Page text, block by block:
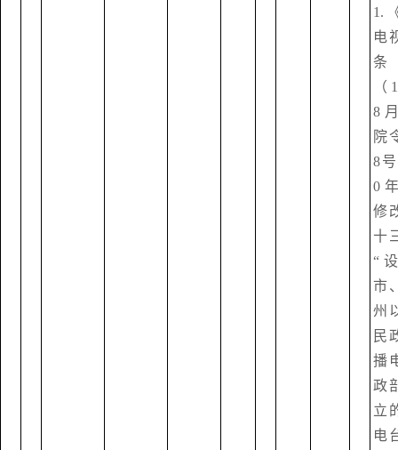
1.
电
条
（
8
院
8
0
修
十
“
市
州
民
播
政
立
电